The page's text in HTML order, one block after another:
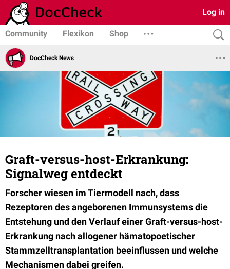
Log in
Community Flexikon Shop
DocCheck News
Graft-versus-host-Erkrankung:
Signalweg entdeckt
Forscher wiesen im Tiermodell nach, dass
Rezeptoren des angeborenen Immunsystems die
Entstehung und den Verlauf einer Graft-versus-host-
Erkrankung nach allogener hämatopoetischer
Stammzelltransplantation beeinflussen und welche
Mechanismen dabei greifen.